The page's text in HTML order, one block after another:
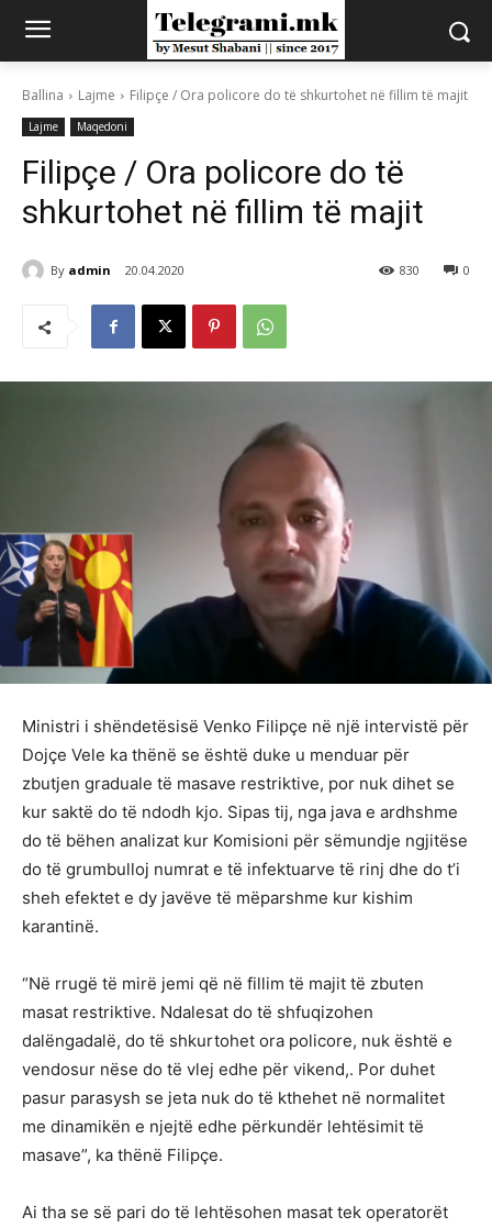
Ballina Lajme Filipçe / Ora policore do të shkurtohet në fillim të majit
Lajme Maqedoni
Filipçe / Ora policore do të
shkurtohet në fillim të majit
By admin 20.04.2020 0
830
Ministri i shëndetësisë Venko Filipçe në një intervistë për
Dojçe Vele ka thënë se është duke u menduar për
zbutjen graduale të masave restriktive, por nuk dihet se
kur saktë do të ndodh kjo. Sipas tij, nga java e ardhshme
do të bëhen analizat kur Komisioni për sëmundje ngjitëse
do të grumbulloj numrat e të infektuarve të rinj dhe do t’i
sheh efektet e dy javëve të mëparshme kur kishim
karantinë.
“Në rrugë të mirë jemi që në fillim të majit të zbuten
masat restriktive. Ndalesat do të shfuqizohen
dalëngadalë, do të shkurtohet ora policore, nuk është e
vendosur nëse do të vlej edhe për vikend,. Por duhet
pasur parasysh se jeta nuk do të kthehet në normalitet
me dinamikën e njejtë edhe përkundër lehtësimit të
masave”, ka thënë Filipçe.
Ai tha se së pari do të lehtësohen masat tek operatorët